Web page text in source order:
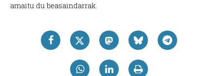
amaitu du beasaindarrak.